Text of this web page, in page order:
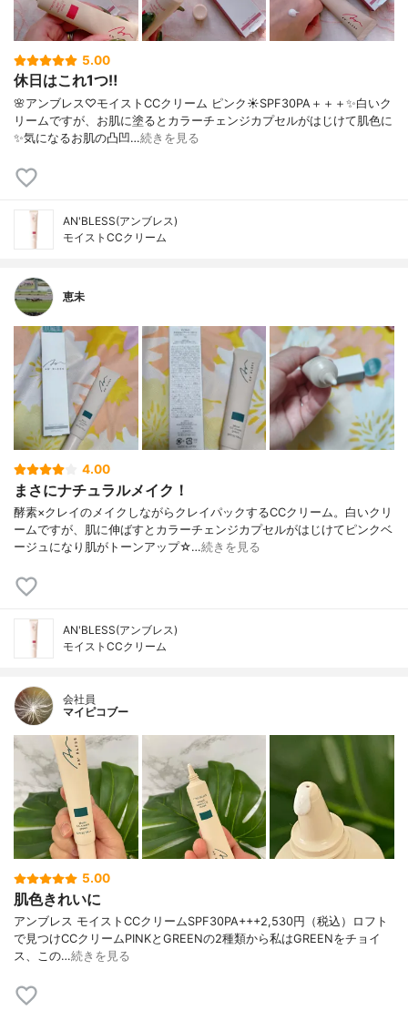
5.00
休日はこれ1つ‼️
🌸アンブレス♡モイストCCクリーム ピンク☀️SPF30PA＋＋＋✨白いク
リームですが、お肌に塗るとカラーチェンジカプセルがはじけて肌色に
✨気になるお肌の凸凹…続きを見る
AN'BLESS(アンブレス)
モイストCCクリーム
恵未
4.00
まさにナチュラルメイク！
酵素×クレイのメイクしながらクレイパックするCCクリーム。白いクリ
ームですが、肌に伸ばすとカラーチェンジカプセルがはじけてピンクベ
ージュになり肌がトーンアップ☆…続きを見る
AN'BLESS(アンブレス)
モイストCCクリーム
会社員
マイピコブー
5.00
肌色きれいに
アンブレス モイストCCクリームSPF30PA+++2,530円（税込）ロフト
で見つけCCクリームPINKとGREENの2種類から私はGREENをチョイ
ス、この…続きを見る